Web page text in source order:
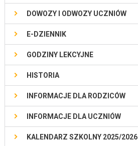
DOWOZY I ODWOZY UCZNIÓW
E-DZIENNIK
GODZINY LEKCYJNE
HISTORIA
INFORMACJE DLA RODZICÓW
INFORMACJE DLA UCZNIÓW
KALENDARZ SZKOLNY 2025/2026